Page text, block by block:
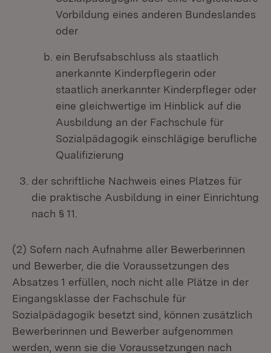
Vorbildung eines anderen Bundeslandes
oder
ein Berufsabschluss als staatlich
anerkannte Kinderpflegerin oder
staatlich anerkannter Kinderpfleger oder
eine gleichwertige im Hinblick auf die
Ausbildung an der Fachschule für
Sozialpädagogik einschlägige berufliche
Qualifizierung
der schriftliche Nachweis eines Platzes für
die praktische Ausbildung in einer Einrichtung
nach § 11.
(2) Sofern nach Aufnahme aller Bewerberinnen
und Bewerber, die die Voraussetzungen des
Absatzes 1 erfüllen, noch nicht alle Plätze in der
Eingangsklasse der Fachschule für
Sozialpädagogik besetzt sind, können zusätzlich
Bewerberinnen und Bewerber aufgenommen
werden, wenn sie die Voraussetzungen nach